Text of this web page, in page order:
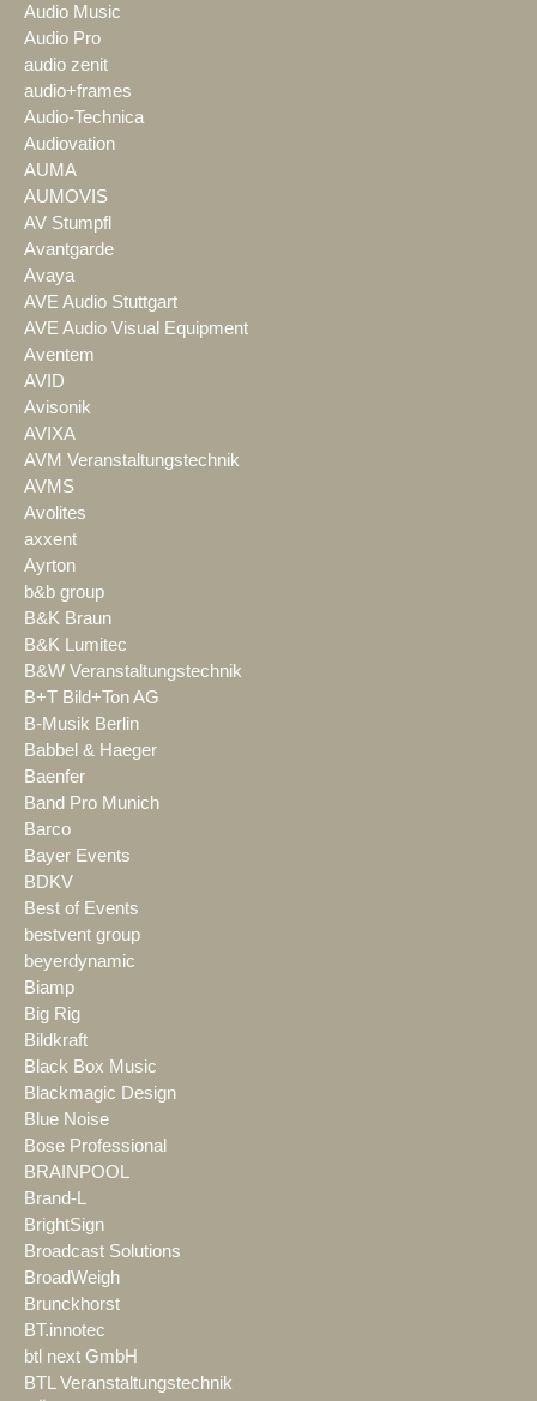
Audio Music
Audio Pro
audio zenit
audio+frames
Audio-Technica
Audiovation
AUMA
AUMOVIS
AV Stumpfl
Avantgarde
Avaya
AVE Audio Stuttgart
AVE Audio Visual Equipment
Aventem
AVID
Avisonik
AVIXA
AVM Veranstaltungstechnik
AVMS
Avolites
axxent
Ayrton
b&b group
B&K Braun
B&K Lumitec
B&W Veranstaltungstechnik
B+T Bild+Ton AG
B-Musik Berlin
Babbel & Haeger
Baenfer
Band Pro Munich
Barco
Bayer Events
BDKV
Best of Events
bestvent group
beyerdynamic
Biamp
Big Rig
Bildkraft
Black Box Music
Blackmagic Design
Blue Noise
Bose Professional
BRAINPOOL
Brand-L
BrightSign
Broadcast Solutions
BroadWeigh
Brunckhorst
BT.innotec
btl next GmbH
BTL Veranstaltungstechnik